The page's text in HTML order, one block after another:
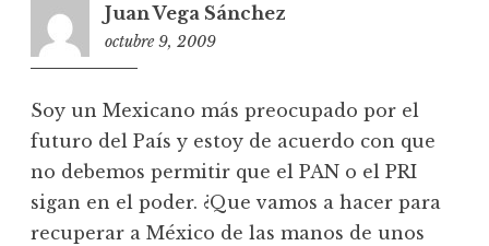
r
d
a
s
Juan Vega Sánchez
octubre 9, 2009
2
7
Soy un Mexicano más preocupado por el
futuro del País y estoy de acuerdo con que
no debemos permitir que el PAN o el PRI
sigan en el poder. ¿Que vamos a hacer para
recuperar a México de las manos de unos